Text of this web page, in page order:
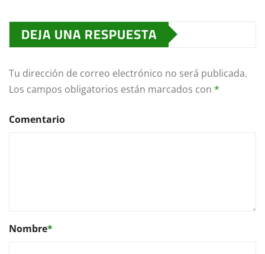
DEJA UNA RESPUESTA
Tu dirección de correo electrónico no será publicada.
Los campos obligatorios están marcados con *
Comentario
Nombre*